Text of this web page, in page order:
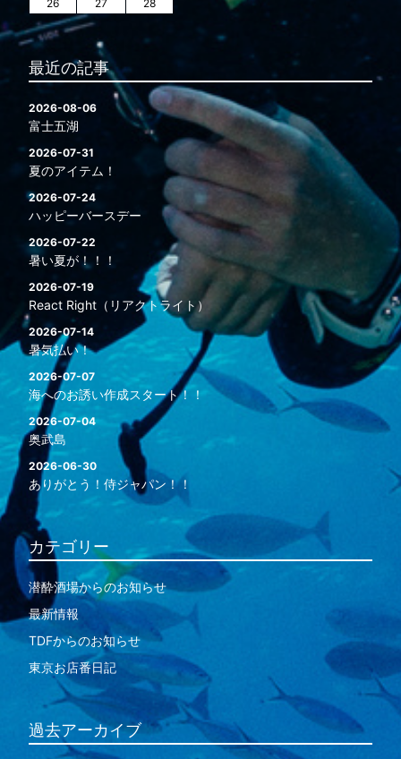
26 27 28
最近の記事
2026-08-06
富士五湖
2026-07-31
夏のアイテム！
2026-07-24
ハッピーバースデー
2026-07-22
暑い夏が！！！
2026-07-19
React Right（リアクトライト）
2026-07-14
暑気払い！
2026-07-07
海へのお誘い作成スタート！！
2026-07-04
奥武島
2026-06-30
ありがとう！侍ジャパン！！
カテゴリー
潜酔酒場からのお知らせ
最新情報
TDFからのお知らせ
東京お店番日記
過去アーカイブ